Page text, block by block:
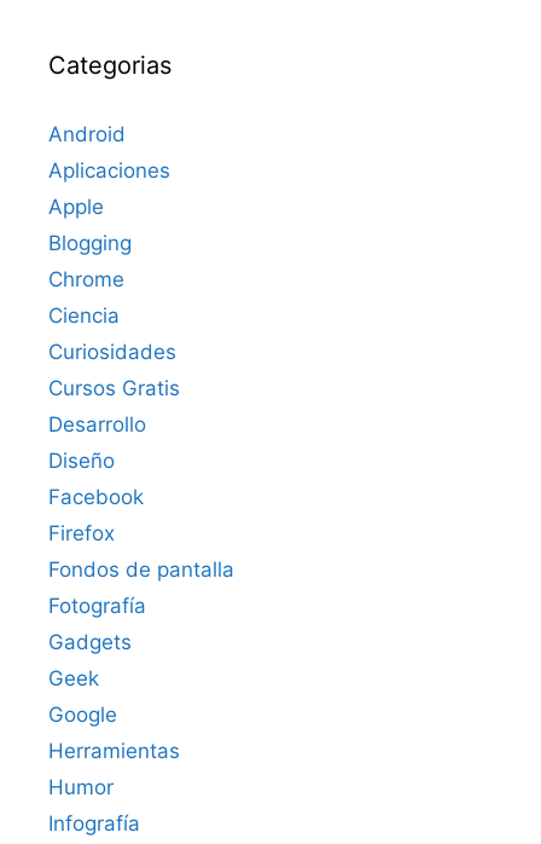
Categorias
Android
Aplicaciones
Apple
Blogging
Chrome
Ciencia
Curiosidades
Cursos Gratis
Desarrollo
Diseño
Facebook
Firefox
Fondos de pantalla
Fotografía
Gadgets
Geek
Google
Herramientas
Humor
Infografía